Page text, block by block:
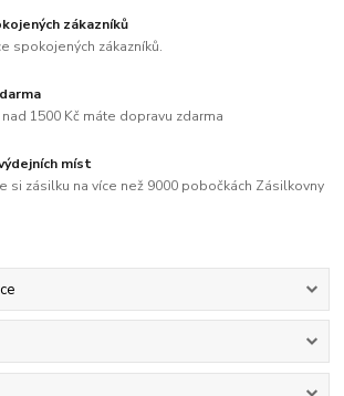
zákazníků
spokojených zákazníků.
nad 1500 Kč máte dopravu zdarma
míst
si zásilku na více než 9000 pobočkách Zásilkovny